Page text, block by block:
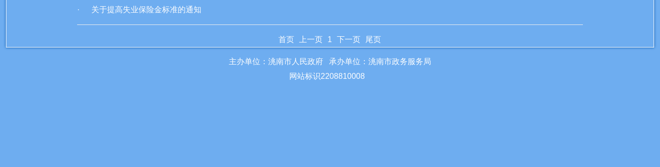
· 关于提高失业保险金标准的通知
首页 上一页 1 下一页 尾页
主办单位：洮南市人民政府 承办单位：洮南市政务服务局
网站标识2208810008